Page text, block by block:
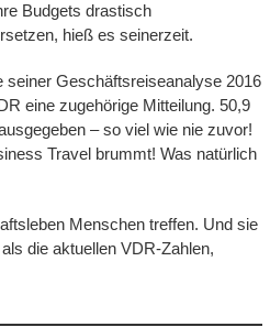
Budgets drastisch
hieß es seinerzeit.
seiner Geschäftsreiseanalyse 2016
eine zugehörige Mitteilung. 50,9
– so viel wie nie zuvor!
Travel brummt! Was natürlich
Menschen treffen. Und sie
die aktuellen VDR-Zahlen,